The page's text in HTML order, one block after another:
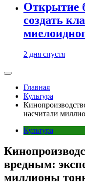
Открытие
создать
2 дня спустя
Главная
Культура
насчитали
Культура
вредным:
миллионы